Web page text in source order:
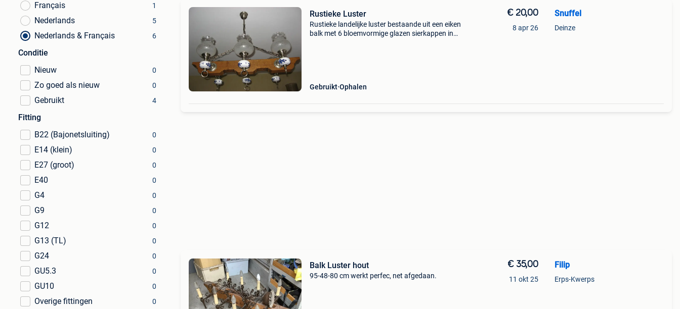
Français
1
Nederlands 5
Nederlands & Français 6
Conditie
Nieuw
0
Zo goed als nieuw 0
Gebruikt 4
Fitting
B22 (Bajonetsluiting)
0
E14 (klein) 0
E27 (groot) 0
E40 0
G4 0
G9 0
G12 0
G13 (TL) 0
G24 0
GU5.3 0
GU10 0
Overige fittingen 0
Rustieke Luster
Rustieke landelijke luster bestaande uit een eiken
balk met 6 bloemvormige glazen sierkappen in
Gebruikt Ophalen
€ 20,00
8 apr 26
Snuffel
Deinze
Balk Luster hout
95-48-80 cm werkt perfec, net afgedaan.
€ 35,00
11 okt 25
Filip
Erps-Kwerps